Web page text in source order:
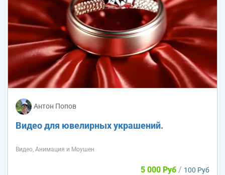
Антон Попов
Видео для ювелирных украшений.
Видео, Анимация и Моушен
5 000 Руб / 100 Руб